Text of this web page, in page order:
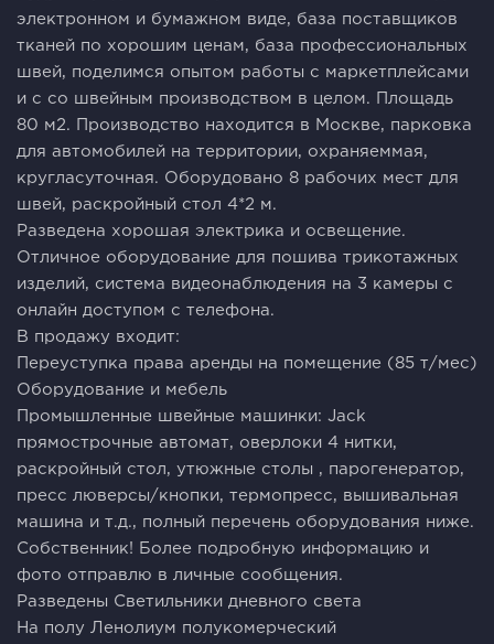
электронном и бумажном виде, база поставщиков
тканей по хорошим ценам, база профессиональных
швей, поделимся опытом работы с маркетплейсами
и с со швейным производством в целом. Площадь
80 м2. Пpоизводствo находится в Москве, парковка
для aвтомoбилeй на тeрритoрии, охpaняеммая,
кругласуточная. Оборудовано 8 рабочих мест для
швей, раскройный стол 4*2 м.
Разведена хорошая электрика и освещение.
Отличное оборудование для пошива трикотажных
изделий, система видеонаблюдения на 3 камеры с
онлайн доступом с телефона.
В продажу входит:
Переуступка права аренды на помещение (85 т/мес)
Оборудование и мебель
Промышленные швейные машинки: Jасk
прямострочные автомат, оверлоки 4 нитки,
раскройный стол, утюжные столы , парогенератор,
пресс люверсы/кнопки, термопресс, вышивальная
машина и т.д., полный перечень оборудования ниже.
Собственник! Более подробную информацию и
фото отправлю в личные сообщения.
Разведены Светильники дневного света
На полу Ленолиум полукомерческий